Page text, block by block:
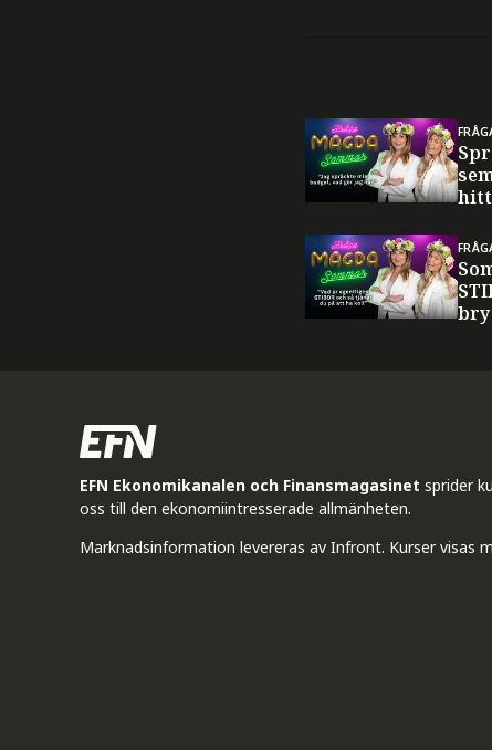
bry
EFN Ekonomikanalen och Finansmagasinet sprider
oss till den ekonomiintresserade allmänheten.
Marknadsinformation levereras av Infront. Kurser visas